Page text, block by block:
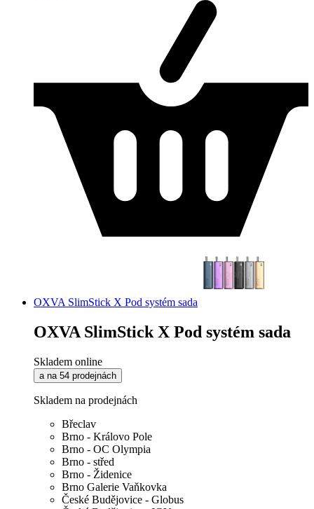
OXVA SlimStick X Pod systém sada
OXVA SlimStick X Pod systém sada
Skladem online
a na 54 prodejnách
Skladem na prodejnách
Břeclav
Brno - Královo Pole
Brno - OC Olympia
Brno - střed
Brno - Židenice
Brno Galerie Vaňkovka
České Budějovice - Globus